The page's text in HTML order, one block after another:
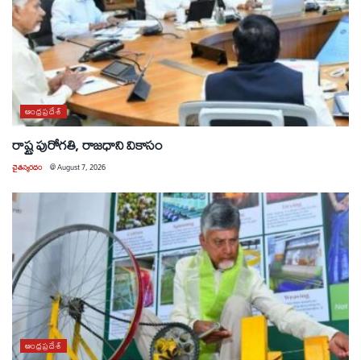
ఆంధ్రప్రదేశ్
రాష్ట్ర పురోగతి, రాజధాని వికాసం
చైతన్యరధం @August 7, 2026
ఆంధ్రప్రదేశ్